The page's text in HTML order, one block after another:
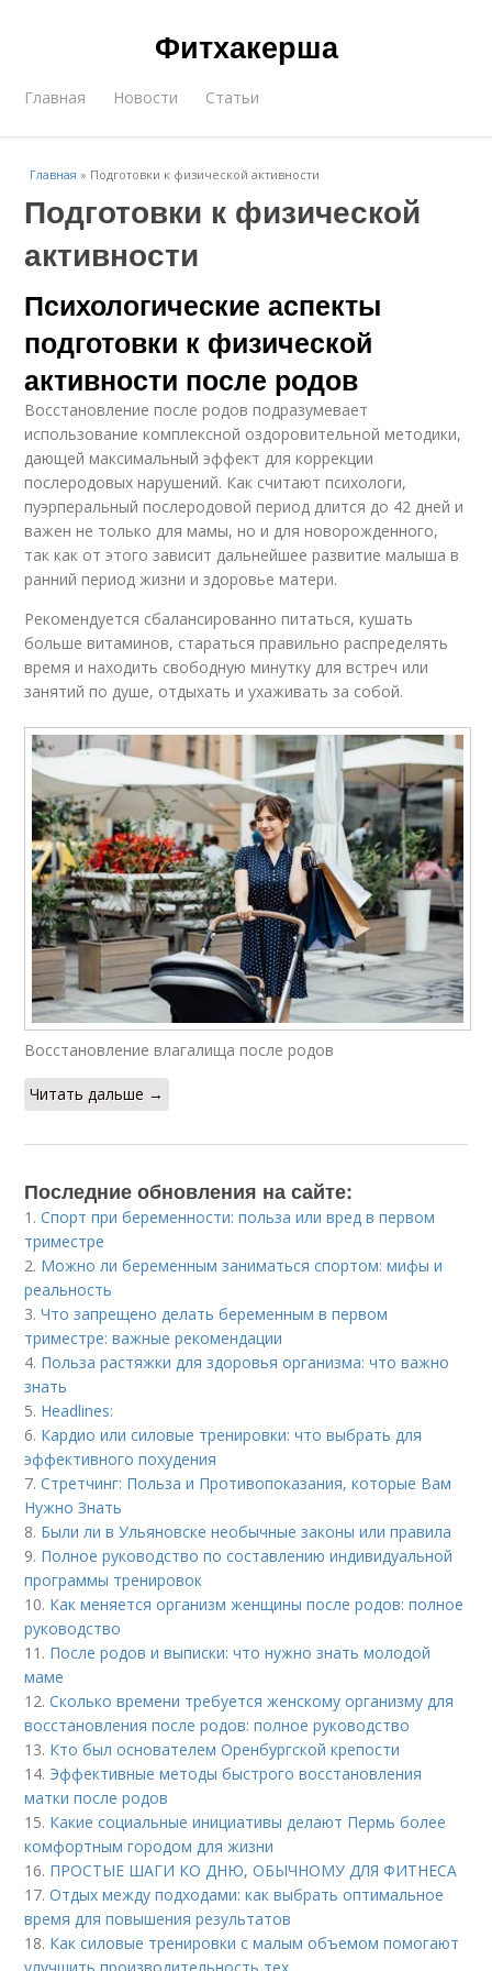
Фитхакерша
Главная Новости Статьи
Главная » Подготовки к физической активности
Подготовки к физической
активности
Психологические аспекты
подготовки к физической
активности после родов
Восстановление после родов подразумевает
использование комплексной оздоровительной методики,
дающей максимальный эффект для коррекции
послеродовых нарушений. Как считают психологи,
пуэрперальный послеродовой период длится до 42 дней и
важен не только для мамы, но и для новорожденного,
так как от этого зависит дальнейшее развитие малыша в
ранний период жизни и здоровье матери.
Рекомендуется сбалансированно питаться, кушать
больше витаминов, стараться правильно распределять
время и находить свободную минутку для встреч или
занятий по душе, отдыхать и ухаживать за собой.
Восстановление влагалища после родов
Читать дальше →
Последние обновления на сайте:
1.Спорт при беременности: польза или вред в первом
триместре
2. Можно ли беременным заниматься спортом: мифы и
реальность
3.Что запрещено делать беременным в первом
триместре: важные рекомендации
4. Польза растяжки для здоровья организма: что важно
знать
5. Headlines:
6. Кардио или силовые тренировки: что выбрать для
эффективного похудения
7.Стретчинг: Польза и Противопоказания, которые Вам
Нужно Знать
8. Были ли в Ульяновске необычные законы или правила
9. Полное руководство по составлению индивидуальной
программы тренировок
10. Как меняется организм женщины после родов: полное
руководство
11. После родов и выписки: что нужно знать молодой
маме
12.Сколько времени требуется женскому организму для
восстановления после родов: полное руководство
13. Кто был основателем Оренбургской крепости
14. Эффективные методы быстрого восстановления
матки после родов
15. Какие социальные инициативы делают Пермь более
комфортным городом для жизни
16. ПРОСТЫЕ ШАГИ КО ДНЮ, ОБЫЧНОМУ ДЛЯ ФИТНЕСА
17.Отдых между подходами: как выбрать оптимальное
время для повышения результатов
18. Как силовые тренировки с малым объемом помогают
улучшить производительность тех